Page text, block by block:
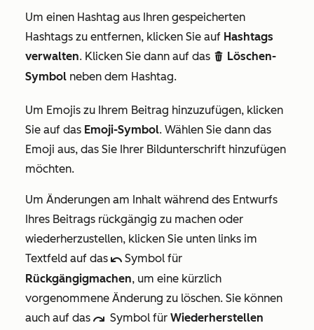
Um einen Hashtag aus Ihren gespeicherten
Hashtags zu entfernen, klicken Sie auf Hashtags
verwalten. Klicken Sie dann auf das delete Löschen-
Symbol neben dem Hashtag.
Um Emojis zu Ihrem Beitrag hinzuzufügen, klicken
Sie auf das Emoji-Symbol. Wählen Sie dann das
Emoji aus, das Sie Ihrer Bildunterschrift hinzufügen
möchten.
Um Änderungen am Inhalt während des Entwurfs
Ihres Beitrags rückgängig zu machen oder
wiederherzustellen, klicken Sie unten links im
Textfeld auf das undoIcon Symbol für
Rückgängigmachen, um eine kürzlich
vorgenommene Änderung zu löschen. Sie können
auch auf das redoIcon Symbol für Wiederherstellen